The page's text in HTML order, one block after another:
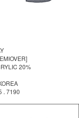
20%
. 7190